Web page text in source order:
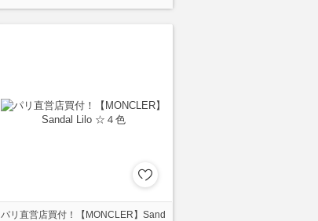
パリ直営店買付！【MONCLER】Sand